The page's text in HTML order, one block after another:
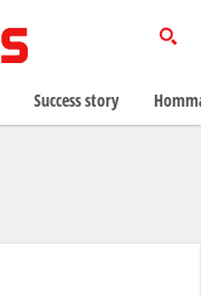
Success story